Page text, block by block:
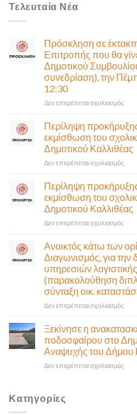
Τελευταία Νέα
Πρόσκληση σε
Επιτροπής που θα
Δημοτικού
συνεδρίαση), την
12:30
Δεν επιτρέπεται σχολιασμόςστο
σε
της
που
θα
γίνει
δια
&
με
(μικτή
06
&
Περίληψη
εκμίσθωση του
Δημοτικού Καλλιθέας
Δεν επιτρέπεται σχολιασμόςστο
για
την
του
1ου
Περίληψη
εκμίσθωση του
Δημοτικού Καλλιθέας
Δεν επιτρέπεται σχολιασμόςστο
για
την
του
3ου
Ανοικτός κάτω των
Διαγωνισμός, για την
υπηρεσιών
(παρακολούθηση
σύνταξη οικ.
Δεν επιτρέπεται σχολιασμόςστο
των
Ξεκίνησε η
ποδοσφαίρου στο
Αναψυχής του Δήμου
Δεν επιτρέπεται σχολιασμόςστο
Κατηγορίες